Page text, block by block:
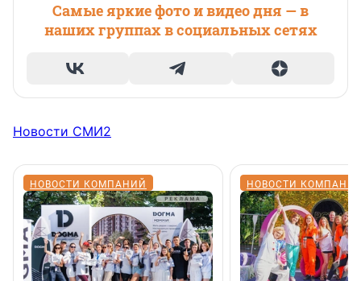
Самые яркие фото и видео дня — в
наших группах в социальных сетях
Новости СМИ2
НОВОСТИ КОМПАНИЙ НОВОСТИ